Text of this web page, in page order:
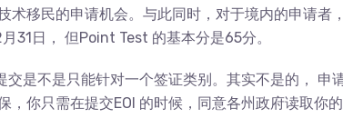
术移民的申请机会。与此同时，对于境内的申请
31日， 但Point Test 的基本分是65分。
交是不是只能针对一个签证类别。其实不是的，
，你只需在提交EOI 的时候，同意各州政府读取你